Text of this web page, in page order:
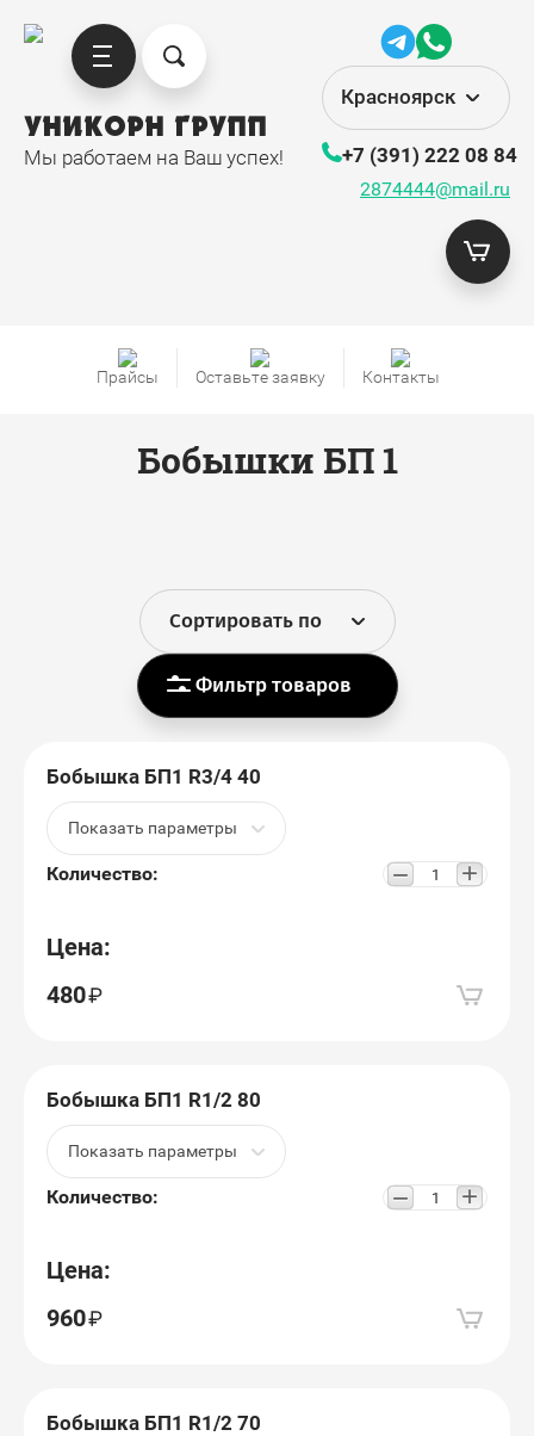
УНИКОРН ГРУПП
Мы работаем на Ваш успех!
Красноярск
+7 (391) 222 08 84
2874444@mail.ru
Прайсы Оставьте заявку Контакты
Бобышки БП 1
Сортировать по
Фильтр товаров
Бобышка БП1 R3/4 40
Показать параметры
Количество: − +
Цена:
480
Бобышка БП1 R1/2 80
Показать параметры
Количество: − +
Цена:
960
Бобышка БП1 R1/2 70